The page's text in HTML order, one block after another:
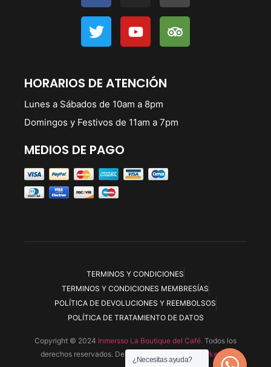
HORARIOS DE ATENCIÓN
Lunes a Sábados de 10am a 8pm
Domingos y Festivos de 11am a 7pm
MEDIOS DE PAGO
TERMINOS Y CONDICIONES
TERMINOS Y CONDICIONES MEMBRESÍAS
POLÍTICA DE DEVOLUCIONES Y REEMBOLSOS
POLÍTICA DE TRATAMIENTO DE DATOS
Copyright © 2024 Inmersso La Boutique del Café. Todos los
derechos reservados. Desarrollada por
Ryoku Marketing
¿Necesitas ayuda?